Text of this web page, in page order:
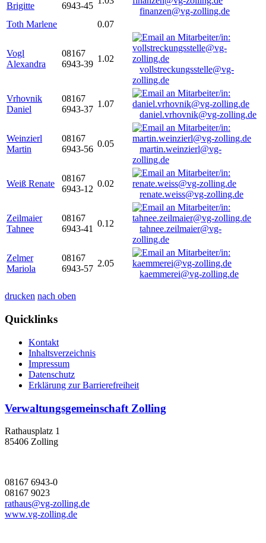
Brigitte
6943-45
finanzen@vg-zolling.de
Toth Marlene
0.07
Vogl
Alexandra
08167
6943-39
1.02
vollstreckungsstelle@vg-
zolling.de
Vrhovnik
Daniel
08167
6943-37
1.07
daniel.vrhovnik@vg-zolling.de
Weinzierl
Martin
08167
6943-56
0.05
martin.weinzierl@vg-
zolling.de
Weiß Renate
08167
6943-12
0.02
renate.weiss@vg-zolling.de
Zeilmaier
Tahnee
08167
6943-41
0.12
tahnee.zeilmaier@vg-
zolling.de
Zelmer
Mariola
08167
6943-57
2.05
kaemmerei@vg-zolling.de
drucken nach oben
Quicklinks
Kontakt
Inhaltsverzeichnis
Impressum
Datenschutz
Erklärung zur Barrierefreiheit
Verwaltungsgemeinschaft Zolling
Rathausplatz 1
85406 Zolling
08167 6943-0
08167 9023
rathaus@vg-zolling.de
www.vg-zolling.de